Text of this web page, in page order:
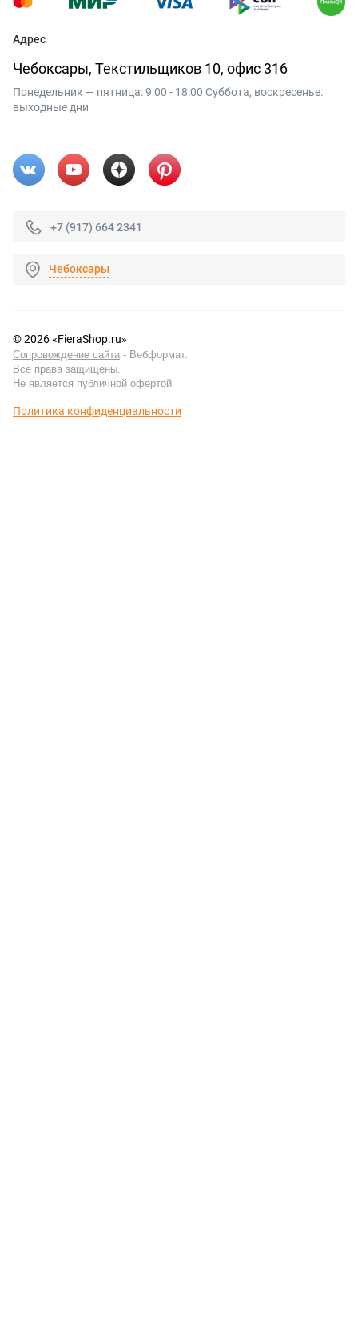
Адрес
Чебоксары, Текстильщиков 10, офис 316
Понедельник — пятница: 9:00 - 18:00 Суббота, воскресенье:
выходные дни
+7 (917) 664 2341
Чебоксары
© 2026 «FieraShop.ru»
Сопровождение сайта - Вебформат.
Все права защищены.
Не является публичной офертой
Политика конфиденциальности